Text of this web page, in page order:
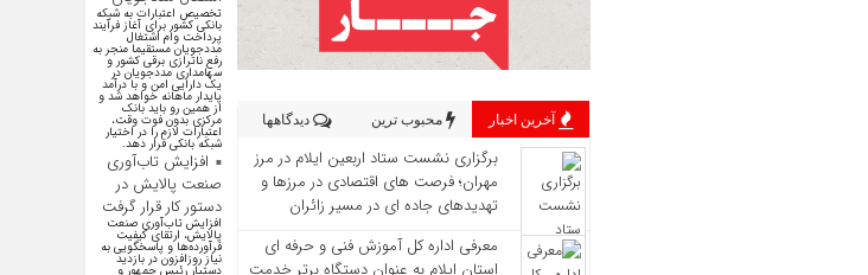
آخرین اخبار محبوب ترین دیدگاهها
برگزاری نشست ستاد اربعین ایلام در مرز
مهران؛ فرصت‌ های اقتصادی در مرزها و
تهدیدهای جاده‌ ای در مسیر زائران
معرفی اداره کل آموزش فنی و حرفه‌ ای
استان ایلام به‌ عنوان دستگاه برتر خدمت‌
تخصیص اعتبارات به شبکه
بانکی کشور برای آغاز فرآیند
پرداخت وام اشتغال
مددجویان مستقیما منجر به
رفع ناترازی برقی کشور و
سهامداری مددجویان در
یک دارایی امن و با درآمد
پایدار ماهانه خواهد شد و
از همین رو باید بانک
مرکزی بدون فوت وقت،
اعتبارات لازم را در اختیار
شبکه بانکی قرار دهد.
افزایش تاب‌آوری
صنعت پالایش در
دستور کار قرار گرفت
افزایش تاب‌آوری صنعت
پالایش، ارتقای کیفیت
فرآورده‌ها و پاسخگویی به
نیاز روزافزون در بازدید
دستیار رئیس جمهور و